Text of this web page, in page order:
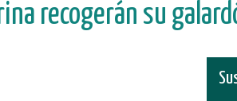
recogerán su